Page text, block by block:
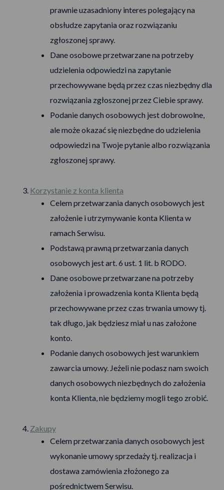
prawnie uzasadniony interes polegający na
obsłudze zapytania oraz rozwiązaniu
zgłoszonej sprawy.
Dane osobowe przetwarzane na potrzeby
udzielenia odpowiedzi na zapytanie
przechowywane będą przez czas niezbędny dla
rozwiązania zgłoszonej przez Ciebie sprawy.
Podanie danych osobowych jest dobrowolne,
ale może okazać się niezbędne do udzielenia
odpowiedzi na Twoje pytanie albo rozwiązania
zgłoszonej sprawy.
Korzystanie z konta klienta
Celem przetwarzania danych osobowych jest
założenie i utrzymywanie konta Klienta w
ramach Serwisu.
Podstawą prawną przetwarzania danych
osobowych jest art. 6 ust. 1 lit. b RODO.
Dane osobowe przetwarzane na potrzeby
założenia i prowadzenia konta Klienta będą
przechowywane przez czas trwania umowy tj.
tak długo, jak będziesz miał u nas założone
konto.
Podanie danych osobowych jest warunkiem
zawarcia umowy. Jeżeli nie podasz nam swoich
danych osobowych niezbędnych do założenia
konta Klienta, nie będziemy mogli tego zrobić.
Zakupy
Celem przetwarzania danych osobowych jest
wykonanie umowy sprzedaży tj. realizacja i
dostawa zamówienia złożonego za
pośrednictwem Serwisu.